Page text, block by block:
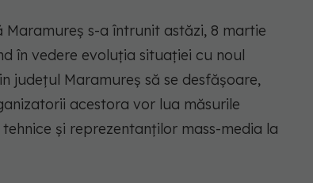
s-a întrunit astăzi, 8 martie
în vedere evoluția situației cu noul
județul Maramureș să se desfășoare,
acestora vor lua măsurile
și reprezentanților mass-media la